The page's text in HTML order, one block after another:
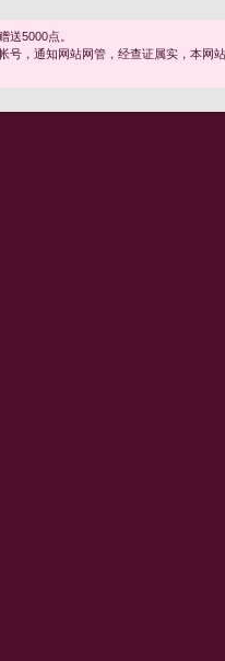
送5000点。
号，通知网站网管，经查证属实，本网站